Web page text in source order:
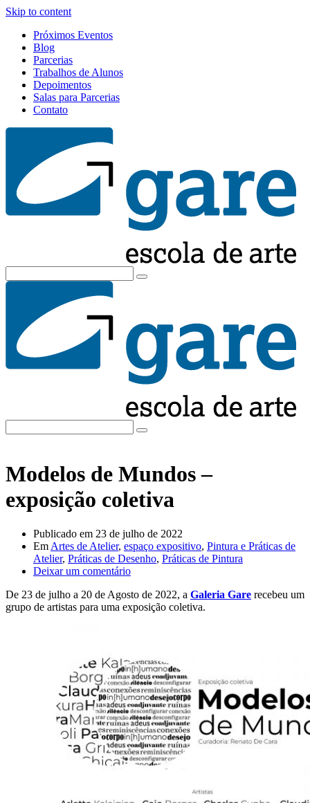
Skip to content
Próximos Eventos
Blog
Parcerias
Trabalhos de Alunos
Depoimentos
Salas para Parcerias
Contato
Modelos de Mundos –
exposição coletiva
Publicado em 23 de julho de 2022
Em Artes de Atelier, espaço expositivo, Pintura e Práticas de
Atelier, Práticas de Desenho, Práticas de Pintura
Deixar um comentário
De 23 de julho a 20 de Agosto de 2022, a Galeria Gare recebeu um
grupo de artistas para uma exposição coletiva.